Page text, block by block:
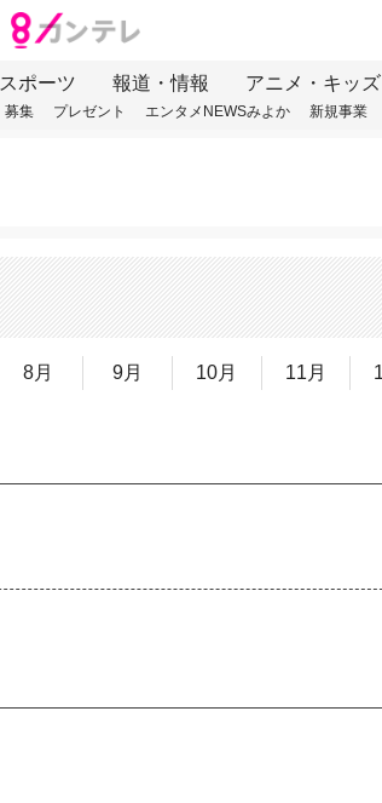
スポーツ 報道・情報 アニメ・キッズ
募集 プレゼント エンタメNEWSみよか 新規事業
8月 9月 10月 11月